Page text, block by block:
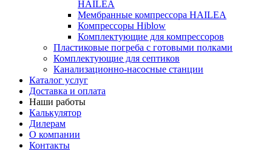
HAILEA
Мембранные компрессора HAILEA
Компрессоры Hiblow
Комплектующие для компрессоров
Пластиковые погреба с готовыми полками
Комплектующие для септиков
Канализационно-насосные станции
Каталог услуг
Доставка и оплата
Наши работы
Калькулятор
Дилерам
О компании
Контакты